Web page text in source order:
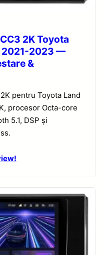
2K Toyota
2021-2023 —
&
pentru Toyota Land
procesor Octa-core
5.1, DSP și